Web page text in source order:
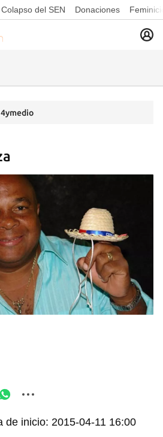
Colapso del SEN Donaciones
de inicio: 2015-04-11 16:00